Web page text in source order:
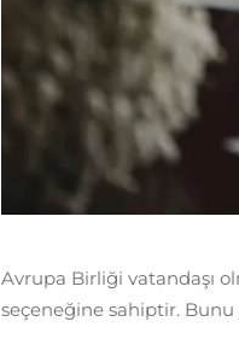
Avrupa Birliği vatandaşı
seçeneğine sahiptir.